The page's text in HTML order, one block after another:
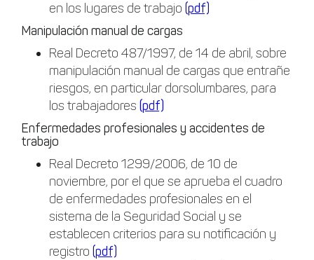
en los lugares de trabajo (pdf)
Manipulación manual de cargas
Real Decreto 487/1997, de 14 de abril, sobre
manipulación manual de cargas que entrañe
riesgos, en particular dorsolumbares, para
los trabajadores (pdf)
Enfermedades profesionales y accidentes de
trabajo
Real Decreto 1299/2006, de 10 de
noviembre, por el que se aprueba el cuadro
de enfermedades profesionales en el
sistema de la Seguridad Social y se
establecen criterios para su notificación y
registro (pdf)